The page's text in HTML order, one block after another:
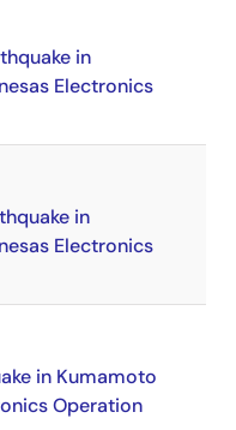
in
Electronics
in
Electronics
in Kumamoto
Operation